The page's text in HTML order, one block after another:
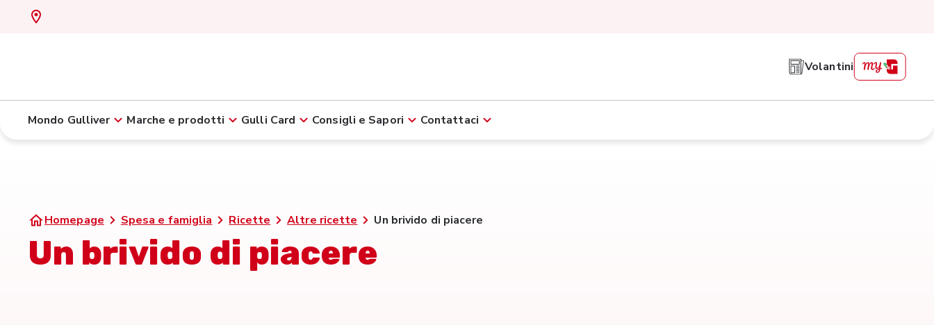
Volantini
Mondo Gulliver Marche e prodotti Gulli Card Consigli e Sapori Contattaci
Homepage Spesa e famiglia Ricette Altre ricette Un brivido di piacere
Un brivido di piacere